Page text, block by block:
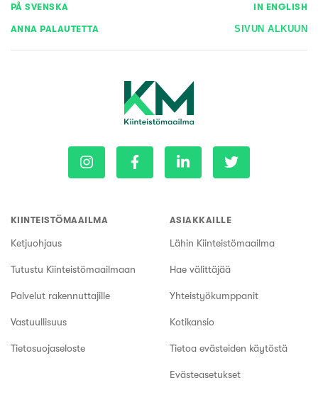
PÅ SVENSKA IN ENGLISH
ANNA PALAUTETTA SIVUN ALKUUN
KIINTEISTÖMAAILMA
Ketjuohjaus
Tutustu Kiinteistömaailmaan
Palvelut rakennuttajille
Vastuullisuus
Tietosuojaseloste
ASIAKKAILLE
Lähin Kiinteistömaailma
Hae välittäjää
Yhteistyökumppanit
Kotikansio
Tietoa evästeiden käytöstä
Evästeasetukset